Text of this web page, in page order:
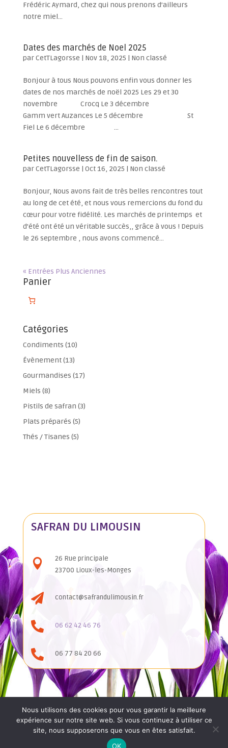
Frédéric Aymard, chez qui nous prenons d’ailleurs
notre miel...
Dates des marchés de Noel 2025
parCetTLagorsse | Nov 18, 2025 | Non classé
Bonjour à tous Nous pouvons enfin vous donner les
dates de nos marchés de noël 2025 Les 29 et 30
novembre Crocq Le 3 décembre
Gamm vert Auzances Le 5 décembre St
Fiel Le 6 décembre ...
Petites nouvelless de fin de saison.
parCetTLagorsse | Oct 16, 2025 | Non classé
Bonjour, Nous avons fait de très belles rencontres tout
au long de cet été, et nous vous remercions du fond du
cœur pour votre fidélité. Les marchés de printemps et
d’été ont été un véritable succès,, grâce à vous ! Depuis
le 26 septembre , nous avons commencé...
« Entrées Plus Anciennes
Panier
Catégories
Condiments 1010
Évènement 1313
produits
Gourmandises 1717
Miels 88
produits
Pistils de safran 33
Plats préparés 55
produits
Thés / Tisanes 55
SAFRAN DU LIMOUSIN

26 Rue principale
23700 Lioux-les-Monges
 contact@safrandulimousin.fr
 06 62 42 46 76
 06 77 84 20 66
Mentions
Conditions
Politique de
confidentialité
Conception 2022 ©
Nous utilisons des cookies pour vous garantir la meilleure
expérience sur notre site web. Si vous continuez à utiliser ce
site, nous supposerons que vous en êtes satisfait.
OK